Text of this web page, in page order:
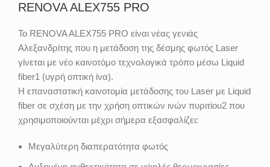
RENOVA ALEX755 PRO
Το RENOVA ALEX755 PRO είναι νέας γενιάς
Αλεξανδρίτης που η μετάδοση της δέσμης φωτός Laser
γίνεται με νέο καινοτόμο τεχνολογικά τρόπο μέσω Liquid
fiber1 (υγρή οπτική ίνα).
Η επαναστατική καινοτομία μετάδοσης του Laser με Liquid
fiber σε σχέση με την χρήση οπτικών ινών πυριτίου2 που
χρησιμοποιούνται μέχρι σήμερα εξασφαλίζει:
Μεγαλύτερη διαπερατότητα φωτός